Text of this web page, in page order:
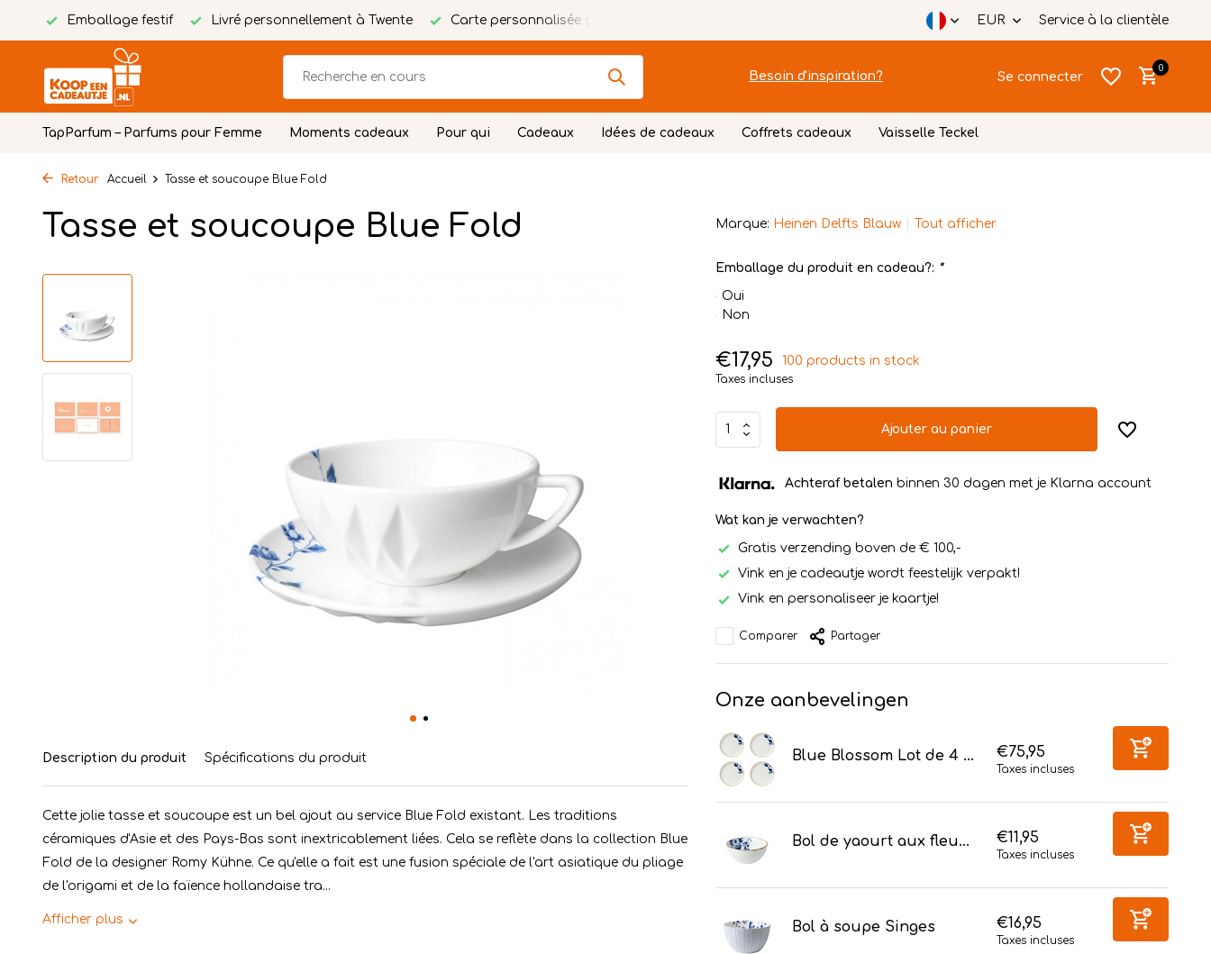
Emballage festif Livré personnellement à Twente Carte personnalisée gratuite EUR Service à la clientèle
Besoin d'inspiration? Se connecter
0
TapParfum – Parfums pour Femme Moments cadeaux Pour qui Cadeaux Idées de cadeaux Coffrets cadeaux Vaisselle Teckel
Retour Accueil Tasse et soucoupe Blue Fold
Tasse et soucoupe Blue Fold
Description du produit Spécifications du produit
Cette jolie tasse et soucoupe est un bel ajout au service Blue Fold existant. Les traditions
céramiques d'Asie et des Pays-Bas sont inextricablement liées. Cela se reflète dans la collection Blue
Fold de la designer Romy Kühne. Ce qu'elle a fait est une fusion spéciale de l'art asiatique du pliage
de l'origami et de la faïence hollandaise tra...
Afficher plus
Marque: Heinen Delfts Blauw Tout afficher
Emballage du produit en cadeau?: *
Oui
Non
€17,95 100 products in stock
Taxes incluses
Ajouter au panier
Achteraf betalen binnen 30 dagen met je Klarna account
Wat kan je verwachten?
Gratis verzending boven de € 100,-
Vink en je cadeautje wordt feestelijk verpakt!
Vink en personaliseer je kaartje!
Comparer Partager
Onze aanbevelingen
Blue Blossom Lot de 4 ... €75,95
Taxes incluses
Bol de yaourt aux fleu... €11,95
Taxes incluses
Bol à soupe Singes €16,95
Taxes incluses